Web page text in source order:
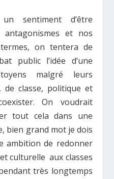
sentiment d’être
antagonismes et nos
on tentera de
public l’idée d’une
malgré leurs
de classe, politique et
On voudrait
tout cela dans une
bien grand mot je dois
ambition de redonner
culturelle aux classes
très longtemps